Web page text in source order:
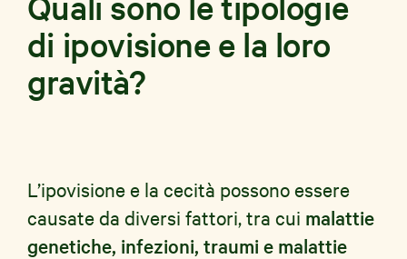
di ipovisione e la loro
gravità?
L’ipovisione e la cecità possono essere
causate da diversi fattori, tra cui malattie
genetiche, infezioni, traumi e malattie